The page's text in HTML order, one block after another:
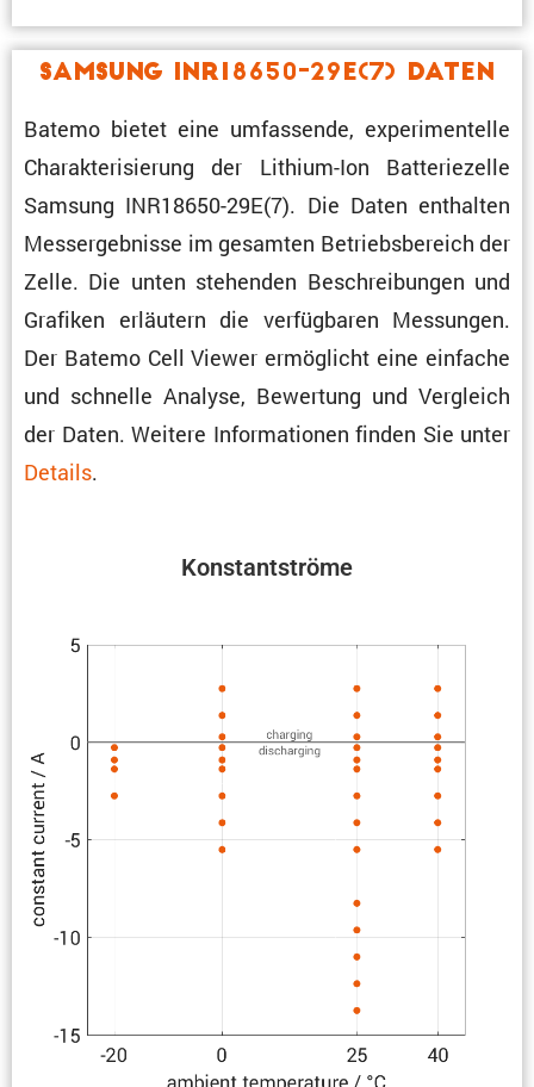
Samsung INR18650-29E(7) Daten
Batemo bietet eine umfas­sende, experi­men­telle
Charak­te­ri­sie­rung der Lithium-Ion Batte­rie­zelle
Samsung INR18650-29E(7). Die Daten enthalten
Messergeb­nisse im gesamten Betriebs­be­reich der
Zelle. Die unten stehenden Beschrei­bungen und
Grafiken erläu­tern die verfüg­baren Messungen.
Der Batemo Cell Viewer ermög­licht eine einfache
und schnelle Analyse, Bewer­tung und Vergleich
der Daten. Weitere Infor­ma­tionen finden Sie unter
Details.
Konstant­ströme